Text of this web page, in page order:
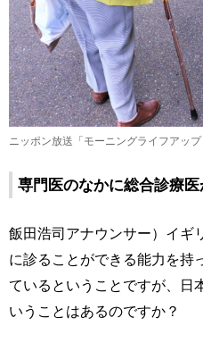
ニッポン放送「モーニングライフアップ
専門医のなかに総合診療医
飯田浩司アナウンサー）イギ
に診ることができる能力を持
ているということですが、日
いうことはあるのですか？